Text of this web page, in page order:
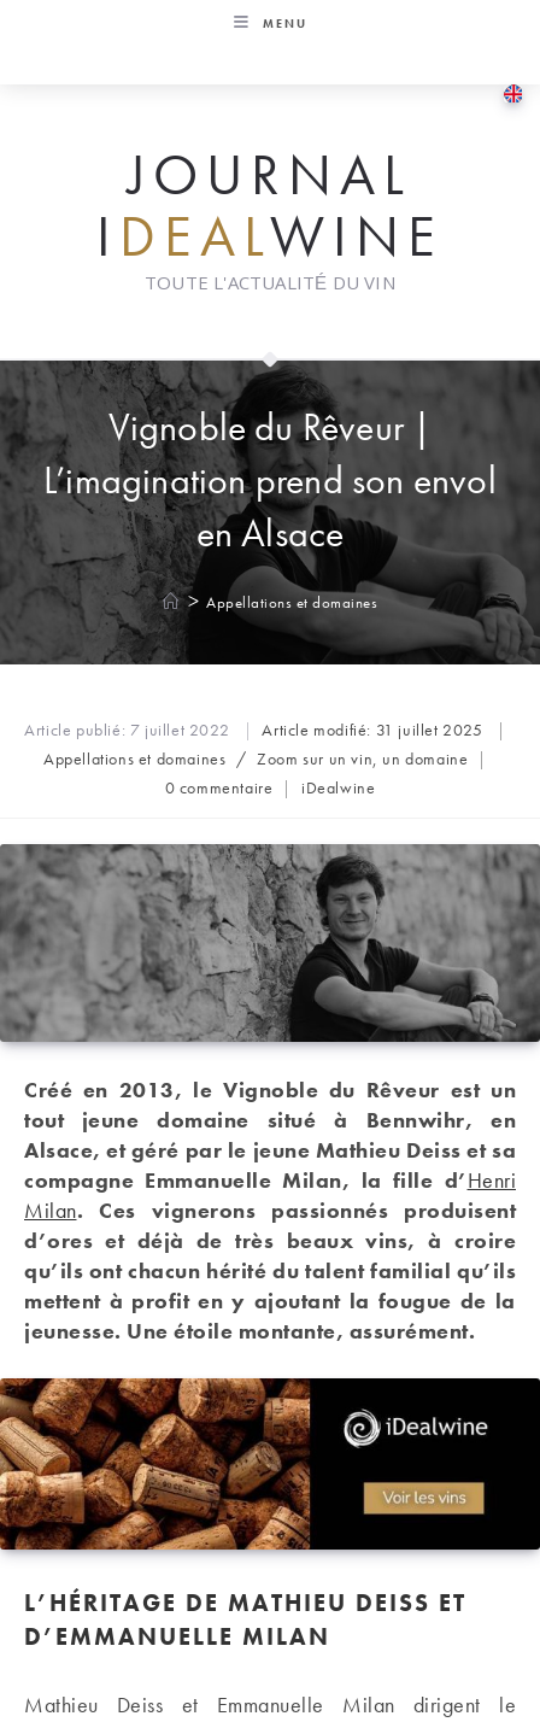
MENU
JOURNAL
I DEALWINE
TOUTE L'ACTUALITÉ DU VIN
Vignoble du Rêveur |
L’imagination prend son envol
en Alsace
> Appellations et domaines
Article publié: 7 juillet 2022 Article modifié: 31 juillet 2025
Post
Appellations et domaines / Zoom sur un vin, un domaine
Commentaires
publication :
0 commentaire
Auteur/autrice
publication :
iDealwine
Créé en 2013, le Vignoble du Rêveur est un
tout jeune domaine situé à Bennwihr, en
Alsace, et géré par le jeune Mathieu Deiss et sa
compagne Emmanuelle Milan, la fille d’Henri
Milan. Ces vignerons passionnés produisent
d’ores et déjà de très beaux vins, à croire
qu’ils ont chacun hérité du talent familial qu’ils
mettent à profit en y ajoutant la fougue de la
jeunesse. Une étoile montante, assurément.
L’HÉRITAGE DE MATHIEU DEISS ET
D’EMMANUELLE MILAN
Mathieu Deiss et Emmanuelle Milan dirigent le